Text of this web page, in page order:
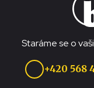
Staráme se o
+420 568